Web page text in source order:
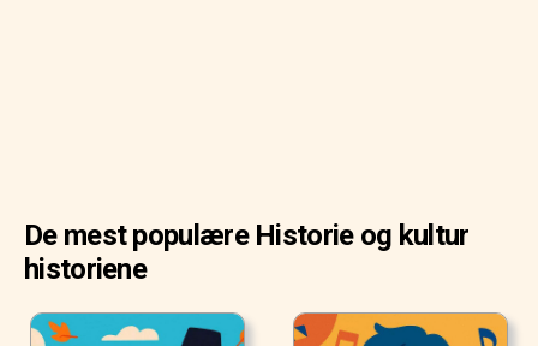
De mest populære Historie og kultur
historiene